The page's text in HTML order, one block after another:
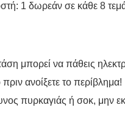
1 δωρεάν σε κάθε 8
μπορεί να πάθεις
ανοίξετε το περίβλημα!
πυρκαγιάς ή σοκ, μην